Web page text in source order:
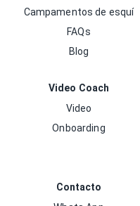
Campamentos de esquí
FAQs
Blog
Video Coach
Video
Onboarding
Contacto